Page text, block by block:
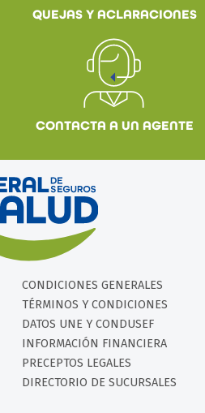
QUEJAS Y ACLARACIONES
CONTACTA A UN AGENTE
CONDICIONES GENERALES
TÉRMINOS Y CONDICIONES
DATOS UNE Y CONDUSEF
INFORMACIÓN FINANCIERA
PRECEPTOS LEGALES
DIRECTORIO DE SUCURSALES